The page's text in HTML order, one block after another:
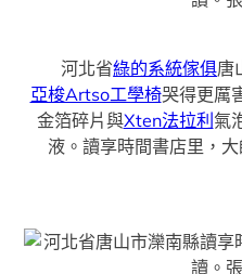
河北省綠的系統傢俱唐
亞梭Artso工學椅哭得更厲
金箔碎片與Xten法拉利 氣
液。讀享時間書店里，